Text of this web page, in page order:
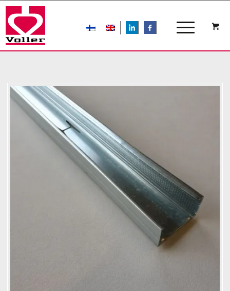
LIn